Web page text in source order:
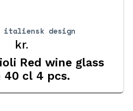
italiensk design
Red wine glass
40 cl 4 pcs.
kr.